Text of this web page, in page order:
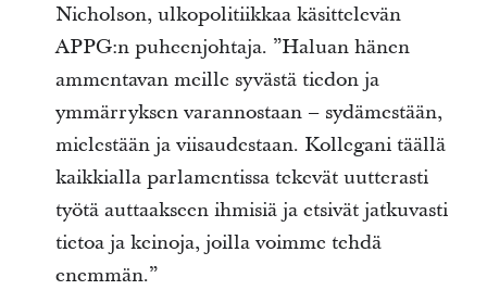
Nicholson, ulkopolitiikkaa käsittelevän
APPG:n puheenjohtaja. ”Haluan hänen
ammentavan meille syvästä tiedon ja
ymmärryksen varannostaan – sydämestään,
mielestään ja viisaudestaan. Kollegani täällä
kaikkialla parlamentissa tekevät uutterasti
työtä auttaakseen ihmisiä ja etsivät jatkuvasti
tietoa ja keinoja, joilla voimme tehdä
enemmän.”